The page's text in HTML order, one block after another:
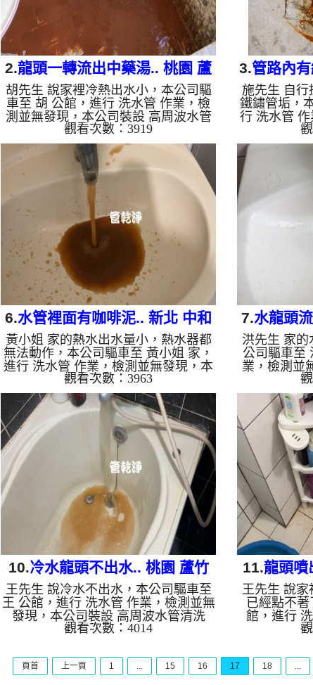
2.龍頭一轉流出中藥湯.. 桃園 蘆
竹 南福街 水管清洗
胡先生 說家裡冷熱出水小，本公司驅
車至 胡 公館，進行 洗水管 作業，檢
測並無發現，本公司裝設 高周波水管
清洗機，灌入 檸檬酸 至水管，等了約
15分，開啟 水管清洗機 ，啟動 螺旋
波 模式，一洗就流出髒水，突然變成
棕色泥水，濃郁的跟中藥湯一樣，二個
多小時後，出水恢復正常了。 如是自
來水，如水管老化，會產生鐵鏽跟泥沙
堆積，洗出來的水就會是咖啡色，地下
水含有氧化錳，管壁上會結成黑色管
垢，洗出來的水會跟石油一樣黑，有些
洗出綠色的水，是因為裡面有銅的物
質，生鏽產生銅綠，如是藍色的水，是
因為水龍頭合...
觀看次數：3919
3.管路內
施先生 自行
鐵鏽管垢，
行 洗水管 作
本公司裝設
檸檬酸 至水
管清洗機 ，
管就流出髒
小時後，出
是自來水，
泥沙堆積，
地下水含有
管垢，洗出
些洗出綠色
質，生鏽產
6.水管裡面有咖啡泥.. 新北 中和
圓通路 洗水管
黃小姐 家的熱水出水量小，熱水器都
無法動作，本公司驅車至 黃小姐 家，
進行 洗水管 作業，檢測並無發現，本
公司裝設 高周波水管清洗機，灌入 檸
檬酸 至水管，等了約15分，開啟 水管
清洗機 ，啟動 螺旋波 模式，一洗水管
就流出棕色咖啡液，顏色越來越深，二
個多小時後，熱水出水量恢復熱水器也
正常動作了。 如是自來水，如水管老
化，會產生鐵鏽跟泥沙堆積，洗出來的
水就會是咖啡色，地下水含有氧化錳，
管壁上會結成黑色管垢，洗出來的水會
跟石油一樣黑，有些洗出綠色的水，是
因為裡面有銅的物質，生鏽產生銅綠，
如是...
觀看次數：3963
7.水龍頭
遼
洪先生 家的
公司驅車至
業，檢測並
波水管清洗
等了約15分
螺旋波 模
粒，顏色越
水乾淨出
水，如水管
積，洗出來
含有氧化錳
洗出來的水
綠色的水，
鏽產生銅綠
10.冷水龍頭不出水.. 桃園 蘆竹
海山路 洗水管
王先生 說冷水不出水，本公司驅車至
王 公館，進行 洗水管 作業，檢測並無
發現，本公司裝設 高周波水管清洗
機，灌入 檸檬酸 至水管，等了約15
波 模式，一洗水管就流出異物，後來
變成咖啡，二個多小時後，冷水正常出
觀看次數：4014
11.龍頭噴
王先生 說家
已經點不
館，進行
現，本公司
啟 水管清洗
一洗水管就
頁首 上一頁 1 ... 15 16 17 18 ...